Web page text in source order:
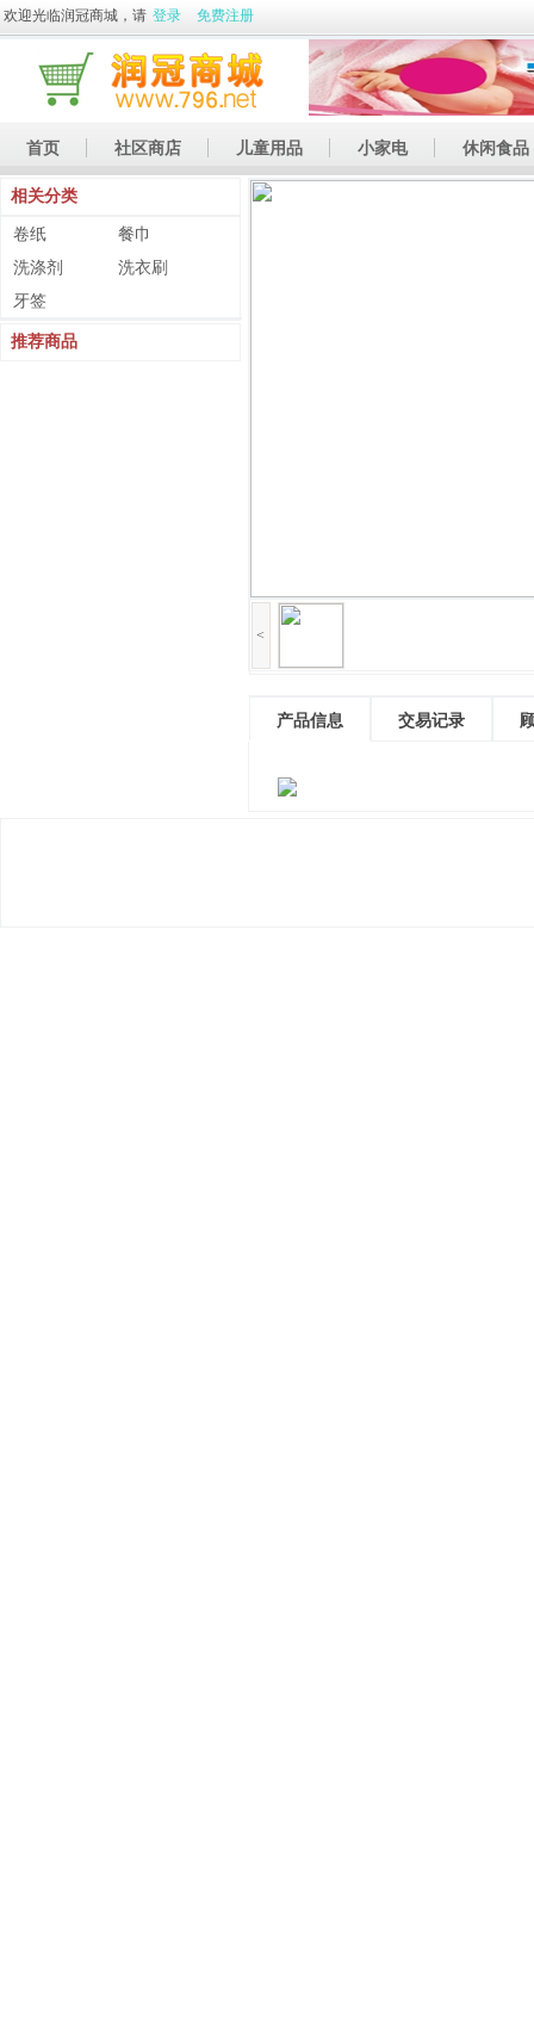
欢迎光临润冠商城，请 登录 免费注册
首页 社区商店 儿童用品 小家电 休闲食品
休闲娱乐 土特产
相关分类
卷纸
餐巾
洗涤剂
洗衣刷
牙签
推荐商品
<
产品信息 交易记录